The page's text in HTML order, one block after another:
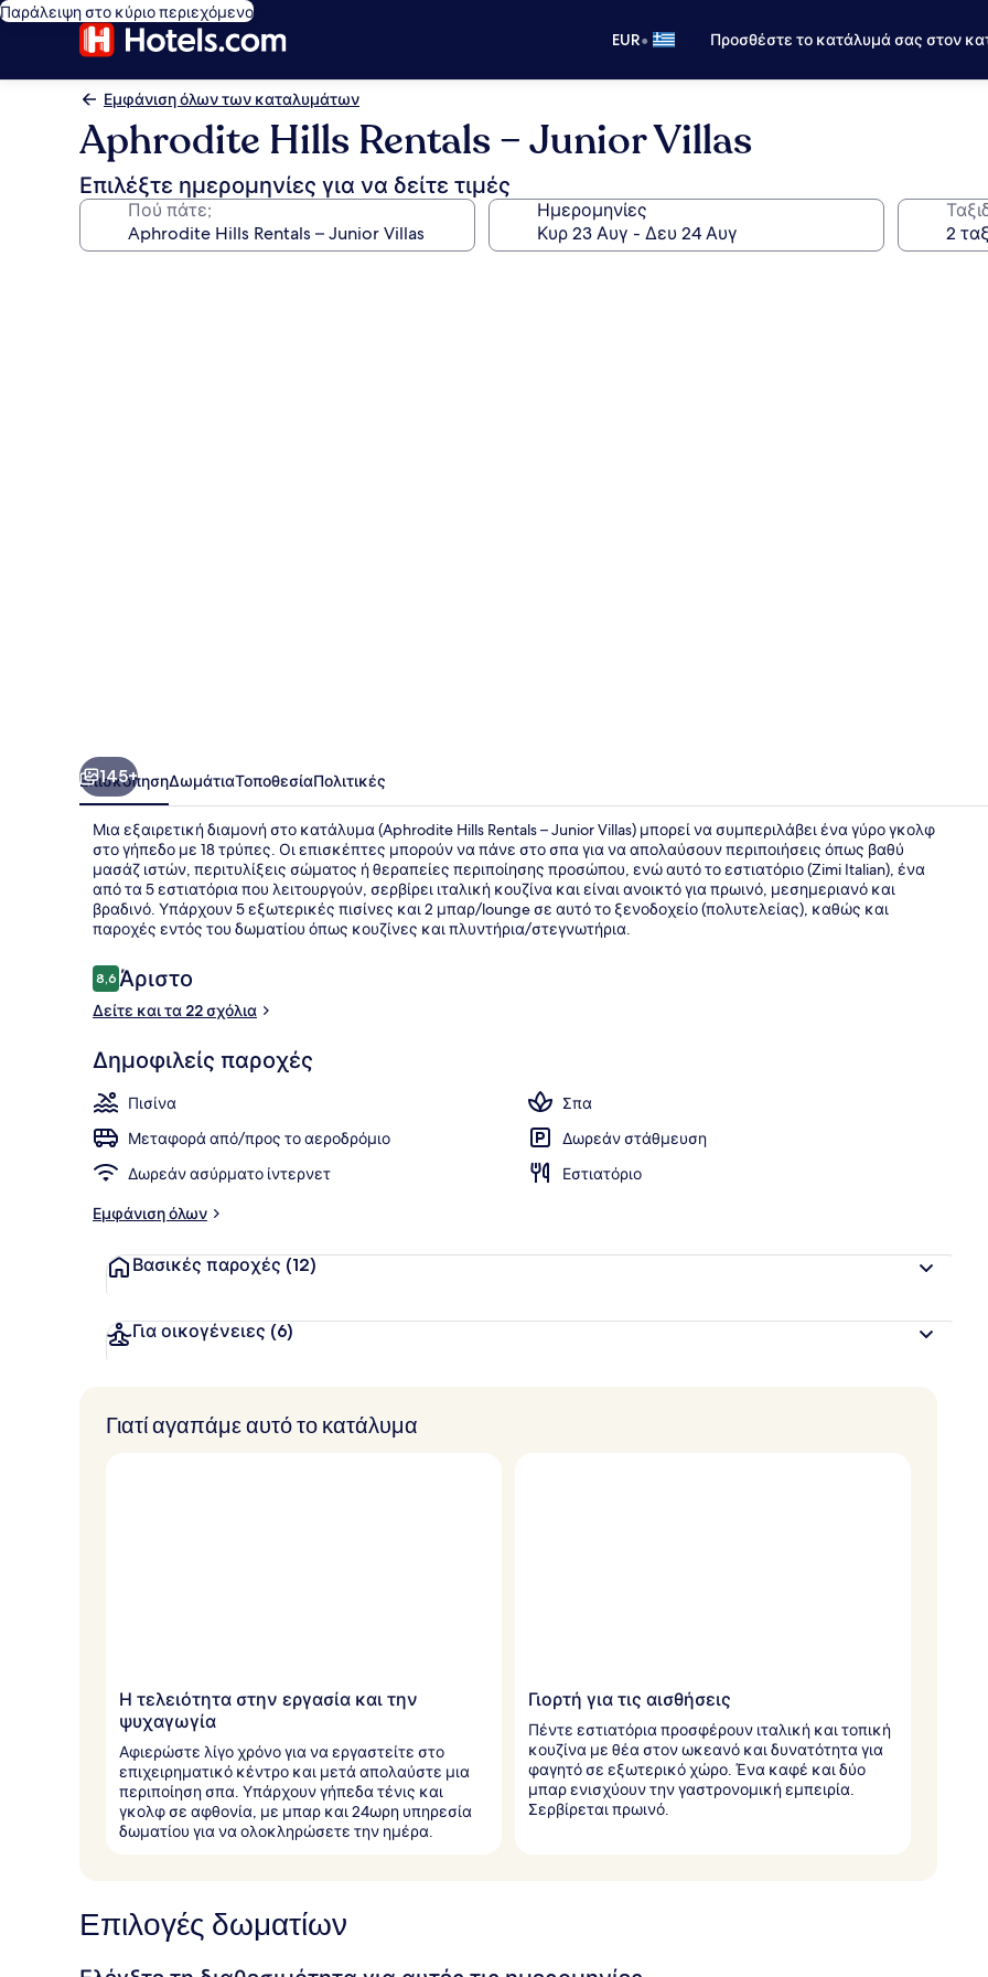
Παράλειψη στο κύριο περιεχόμενο
EUR• Προσθέστε το κατάλυμά σας στον
Εμφάνιση όλων των καταλυμάτων
Aphrodite Hills Rentals – Junior Villas
Επιλέξτε ημερομηνίες για να δείτε τιμές
Πού πάτε; Ημερομηνίες
145+
ΕπισκόπησηΔωμάτιαΤοποθεσίαΠολιτικές
Μια εξαιρετική διαμονή στο κατάλυμα (Aphrodite Hills Rentals – Junior Villas) μπορεί να συμπεριλάβει ένα γύρο γκολφ
στο γήπεδο με 18 τρύπες. Οι επισκέπτες μπορούν να πάνε στο σπα για να απολαύσουν περιποιήσεις όπως βαθύ
μασάζ ιστών, περιτυλίξεις σώματος ή θεραπείες περιποίησης προσώπου, ενώ αυτό το εστιατόριο (Zimi Italian), ένα
από τα 5 εστιατόρια που λειτουργούν, σερβίρει ιταλική κουζίνα και είναι ανοικτό για πρωινό, μεσημεριανό και
βραδινό. Υπάρχουν 5 εξωτερικές πισίνες και 2 μπαρ/lounge σε αυτό το ξενοδοχείο (πολυτελείας), καθώς και
παροχές εντός του δωματίου όπως κουζίνες και πλυντήρια/στεγνωτήρια.
Σχόλια
8,68,6 στα 10
Άριστο
Δείτε και τα 22 σχόλια
Δημοφιλείς παροχές
Πισίνα
Σπα
Μεταφορά από/προς το αεροδρόμιο
Δωρεάν στάθμευση
Δωρεάν ασύρματο ίντερνετ
Εστιατόριο
Εμφάνιση όλων
Βασικές παροχές (12)
Για οικογένειες (6)
Γιατί αγαπάμε αυτό το κατάλυμα
Η τελειότητα στην εργασία και την
ψυχαγωγία
Αφιερώστε λίγο χρόνο για να εργαστείτε στο
επιχειρηματικό κέντρο και μετά απολαύστε μια
περιποίηση σπα. Υπάρχουν γήπεδα τένις και
γκολφ σε αφθονία, με μπαρ και 24ωρη υπηρεσία
δωματίου για να ολοκληρώσετε την ημέρα.
Γιορτή για τις αισθήσεις
Πέντε εστιατόρια προσφέρουν ιταλική και τοπική
κουζίνα με θέα στον ωκεανό και δυνατότητα για
φαγητό σε εξωτερικό χώρο. Ένα καφέ και δύο
μπαρ ενισχύουν την γαστρονομική εμπειρία.
Σερβίρεται πρωινό.
Επιλογές δωματίων